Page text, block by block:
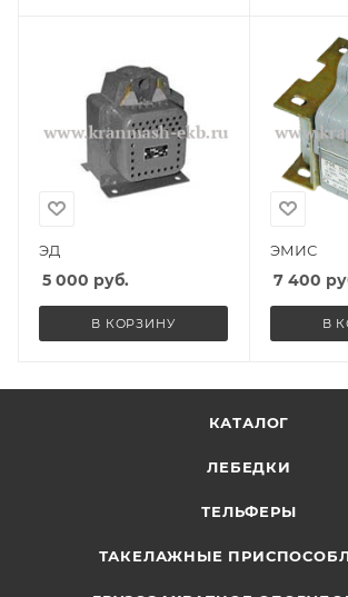
ЭД
5 000 руб.
В КОРЗИНУ
ЭМИС
7 400
В
КАТАЛОГ
ЛЕБЕДКИ
ТЕЛЬФЕРЫ
ТАКЕЛАЖНЫЕ